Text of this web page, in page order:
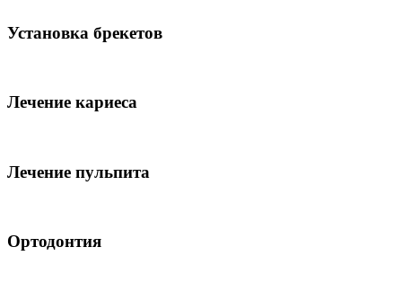
Установка брекетов
Лечение кариеса
Лечение пульпита
Ортодонтия